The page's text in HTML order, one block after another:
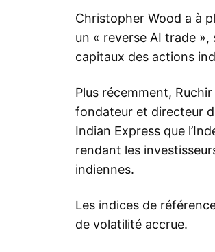
Christopher Wood a à
un « reverse AI trade
capitaux des actions
Plus récemment,
fondateur et directeur
Indian Express que
rendant les
indiennes.
Les indices de
de volatilité accrue.